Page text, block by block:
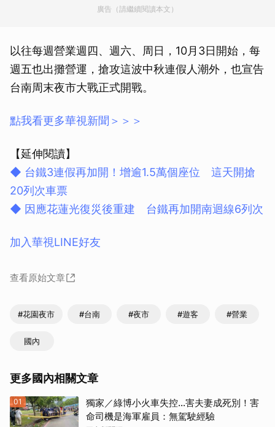
廣告（請繼續閱讀本文）
以往每週營業週四、週六、周日，10月3日開始，每
週五也出攤營運，搶攻這波中秋連假人潮外，也宣告
台南周末夜市大戰正式開戰。
點我看更多華視新聞＞＞＞
【延伸閱讀】
◆ 台鐵3連假再加開！增逾1.5萬個座位 這天開搶
20列次車票
◆ 因應花蓮光復災後重建 台鐵再加開南迴線6列次
加入華視LINE好友
查看原始文章
#花園夜市 #台南 #夜市 #遊客 #營業
國內
更多國內相關文章
01
獨家／綠博小火車失控…害夫妻成死別！害
命司機是海軍雇員：無駕駛經驗